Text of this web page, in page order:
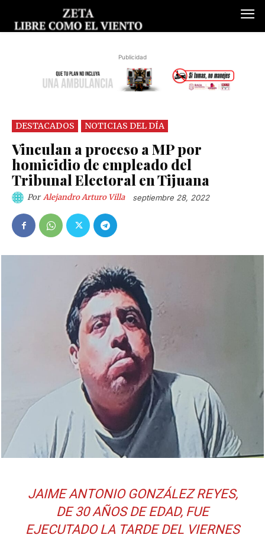
Publicidad
DESTACADOS NOTICIAS DEL DÍA
Vinculan a proceso a MP por
homicidio de empleado del
Tribunal Electoral en Tijuana
Por Alejandro Arturo Villa septiembre 28, 2022
JAIME ANTONIO GONZÁLEZ REYES,
DE 30 AÑOS DE EDAD, FUE
EJECUTADO LA TARDE DEL VIERNES